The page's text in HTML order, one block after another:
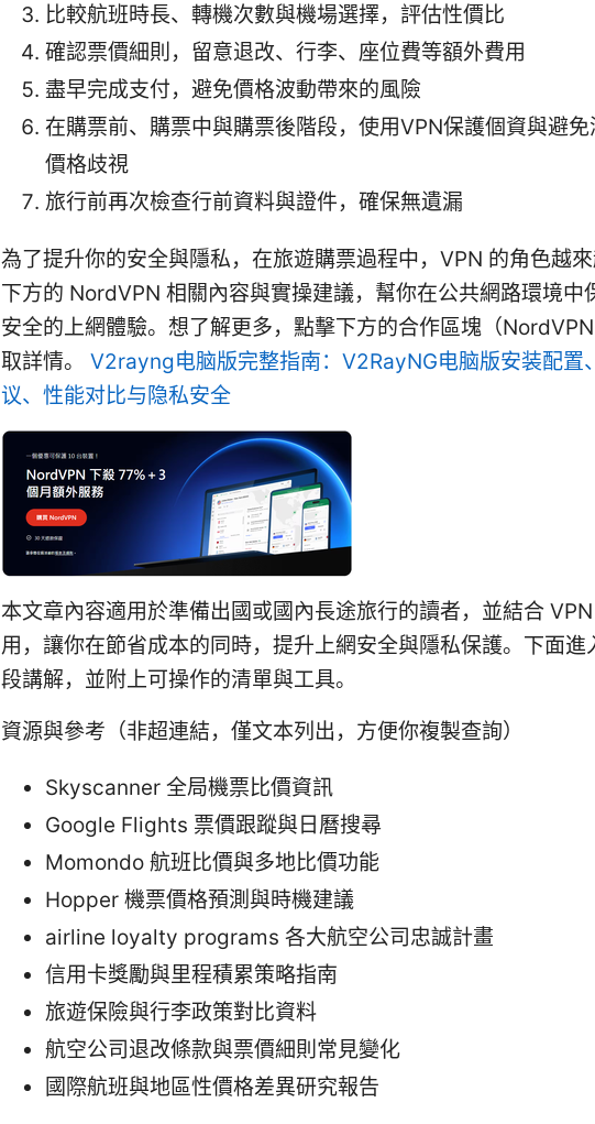
比較航班時長、轉機次數與機場選擇，評估性價比
確認票價細則，留意退改、行李、座位費等額外費用
盡早完成支付，避免價格波動帶來的風險
在購票前、購票中與購票後階段，使用VPN保護個資與避
價格歧視
旅行前再次檢查行前資料與證件，確保無遺漏
為了提升你的安全與隱私，在旅遊購票過程中，VPN 的角色越來
下方的 NordVPN 相關內容與實操建議，幫你在公共網路環境中
安全的上網體驗。想了解更多，點擊下方的合作區塊（
取詳情。 V2rayng电脑版完整指南：V2RayNG电脑版安装配置
议、性能对比与隐私安全
本文章內容適用於準備出國或國內長途旅行的讀者，並結合
用，讓你在節省成本的同時，提升上網安全與隱私保護。下面進
段講解，並附上可操作的清單與工具。
資源與參考（非超連結，僅文本列出，方便你複製查詢）
Skyscanner 全局機票比價資訊
Google Flights 票價跟蹤與日曆搜尋
Momondo 航班比價與多地比價功能
Hopper 機票價格預測與時機建議
airline loyalty programs 各大航空公司忠誠計畫
信用卡獎勵與里程積累策略指南
旅遊保險與行李政策對比資料
航空公司退改條款與票價細則常見變化
國際航班與地區性價格差異研究報告